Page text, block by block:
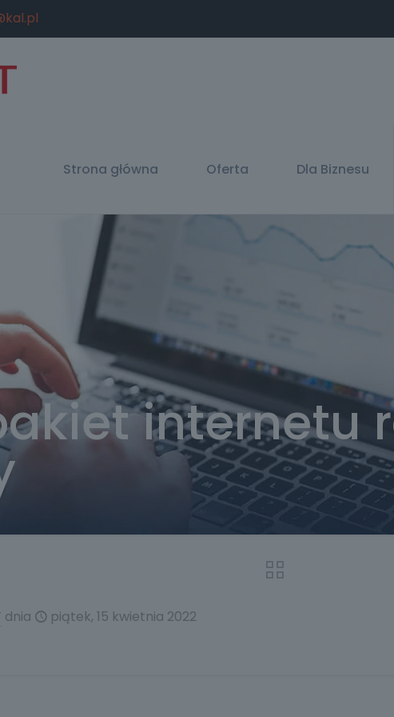
Strona główna Oferta Dla Biznesu
internetu
dnia piątek, 15 kwietnia 2022